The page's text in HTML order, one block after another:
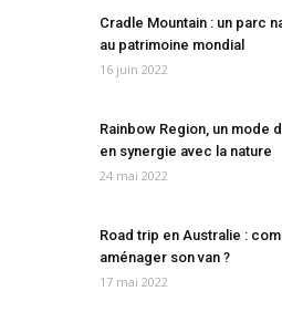
Cradle Mountain : un parc
au patrimoine mondial
16 juin 2022
Rainbow Region, un mode
en synergie avec la nature
24 mai 2022
Road trip en Australie :
aménager son van ?
17 mai 2022